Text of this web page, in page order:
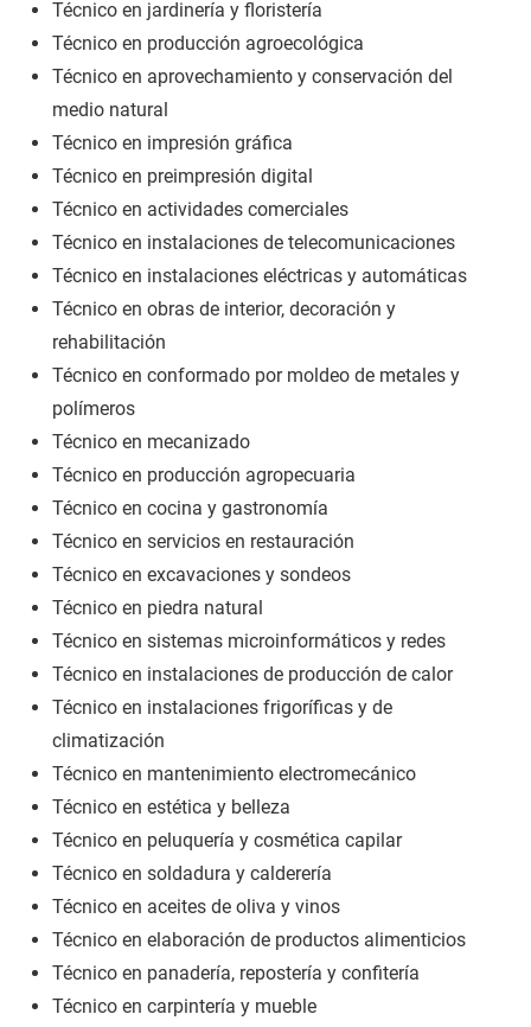
Técnico en jardinería y floristería
Técnico en producción agroecológica
Técnico en aprovechamiento y conservación del
medio natural
Técnico en impresión gráfica
Técnico en preimpresión digital
Técnico en actividades comerciales
Técnico en instalaciones de telecomunicaciones
Técnico en instalaciones eléctricas y automáticas
Técnico en obras de interior, decoración y
rehabilitación
Técnico en conformado por moldeo de metales y
polímeros
Técnico en mecanizado
Técnico en producción agropecuaria
Técnico en cocina y gastronomía
Técnico en servicios en restauración
Técnico en excavaciones y sondeos
Técnico en piedra natural
Técnico en sistemas microinformáticos y redes
Técnico en instalaciones de producción de calor
Técnico en instalaciones frigoríficas y de
climatización
Técnico en mantenimiento electromecánico
Técnico en estética y belleza
Técnico en peluquería y cosmética capilar
Técnico en soldadura y calderería
Técnico en aceites de oliva y vinos
Técnico en elaboración de productos alimenticios
Técnico en panadería, repostería y confitería
Técnico en carpintería y mueble